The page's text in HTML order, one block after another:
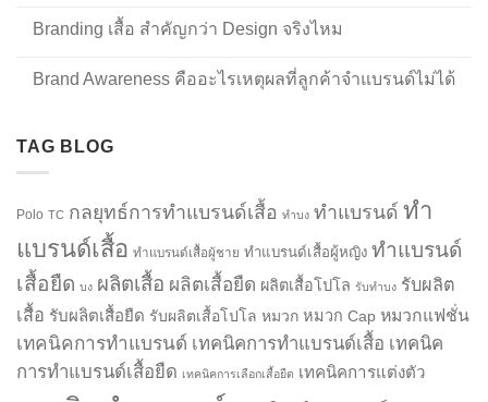
Branding เสื้อ สำคัญกว่า Design จริงไหม
Brand Awareness คืออะไรเหตุผลที่ลูกค้าจำแบรนด์ไม่ได้
TAG BLOG
Polo TC กลยุทธ์การทำแบรนด์เสื้อ ทำบง ทำแบรนด์ ทำ
แบรนด์เสื้อ ทำแบรนด์เสื้อผู้ชาย ทำแบรนด์เสื้อผู้หญิง ทำแบรนด์
เสื้อยืด บง ผลิตเสื้อ ผลิตเสื้อยืด ผลิตเสื้อโปโล รับทำบง รับผลิต
เสื้อ รับผลิตเสื้อยืด รับผลิตเสื้อโปโล หมวก หมวก Cap หมวกแฟชั่น
เทคนิคการทำแบรนด์ เทคนิคการทำแบรนด์เสื้อ เทคนิค
การทำแบรนด์เสื้อยืด เทคนิคการเลือกเสื้อยืด เทคนิคการแต่งตัว